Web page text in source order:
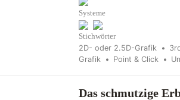
Systeme
Stichwörter
2D- oder 2.5D-Grafik
Grafik
Point & Click
Das schmutzige